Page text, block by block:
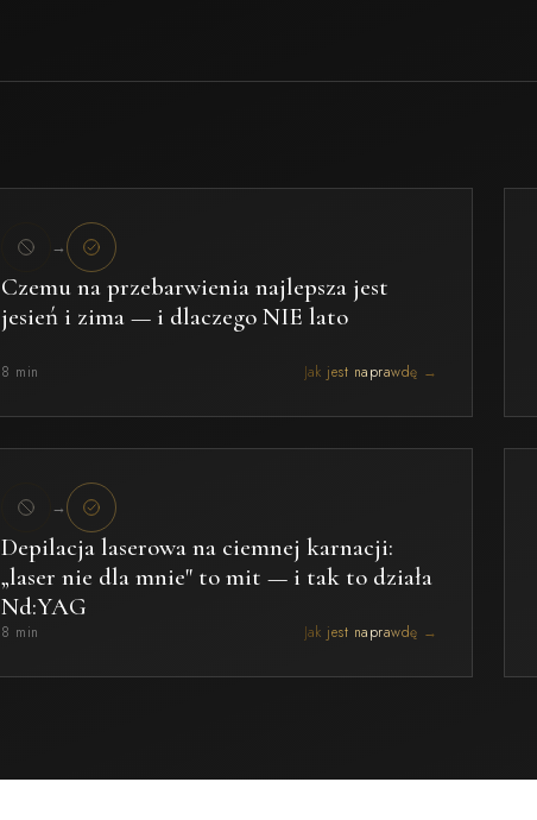
→
Czemu na przebarwienia najlepsza jest
jesień i zima — i dlaczego NIE lato
8 min Jak jest naprawdę →
→
Depilacja laserowa na ciemnej karnacji:
„laser nie dla mnie" to mit — i tak to działa
Nd:YAG
8 min Jak jest naprawdę →